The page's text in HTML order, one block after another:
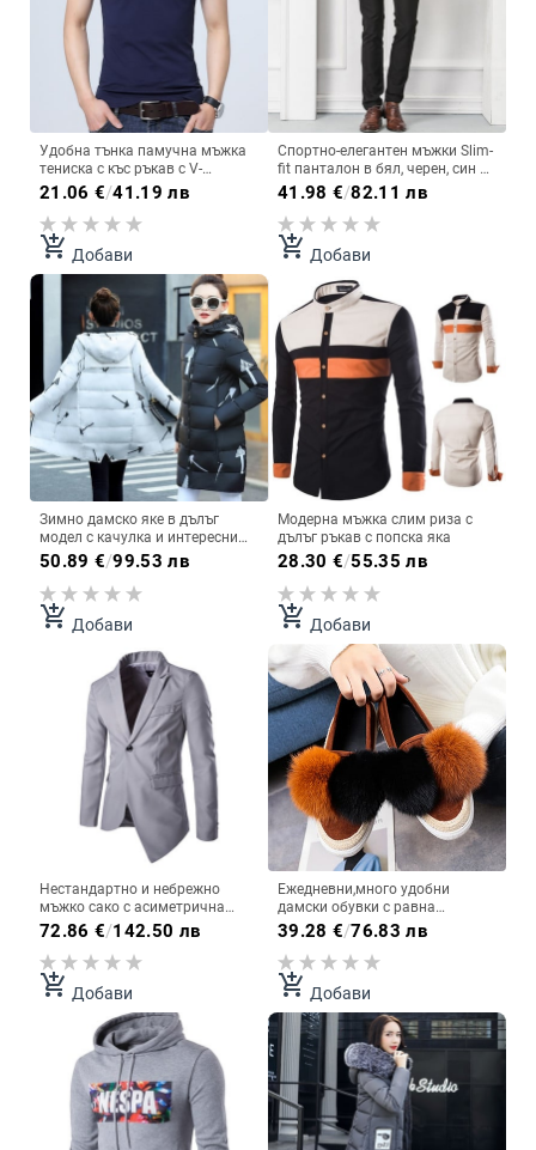
Удобна тънка памучна мъжка
тениска с къс ръкав с V-
образно деколте
21.06 €/41.19 лв
add_shopping_cart Добави
Спортно-елегантен мъжки Slim-
fit панталон в бял, черен, син и
бордо цвят
41.98 €/82.11 лв
add_shopping_cart Добави
Зимно дамско яке в дълъг
модел с качулка и интересни
фигури в два цвята
50.89 €/99.53 лв
add_shopping_cart Добави
Модерна мъжка слим риза с
дълъг ръкав с попска яка
28.30 €/55.35 лв
add_shopping_cart Добави
Нестандартно и небрежно
мъжко сако с асиметрична
дължина - светъл и тъмен
вариант
72.86 €/142.50 лв
add_shopping_cart Добави
Ежедневни,много удобни
дамски обувки с равна
подметка и красиво пухче
39.28 €/76.83 лв
add_shopping_cart Добави